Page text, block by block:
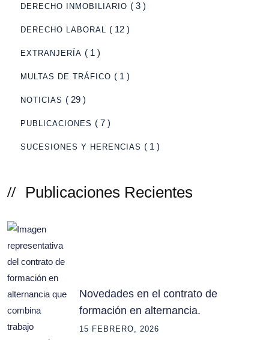
DERECHO INMOBILIARIO ( 3 )
DERECHO LABORAL ( 12 )
EXTRANJERÍA ( 1 )
MULTAS DE TRÁFICO ( 1 )
NOTICIAS ( 29 )
PUBLICACIONES ( 7 )
SUCESIONES Y HERENCIAS ( 1 )
Publicaciones Recientes
Novedades en el contrato de
formación en alternancia.
15 FEBRERO, 2026